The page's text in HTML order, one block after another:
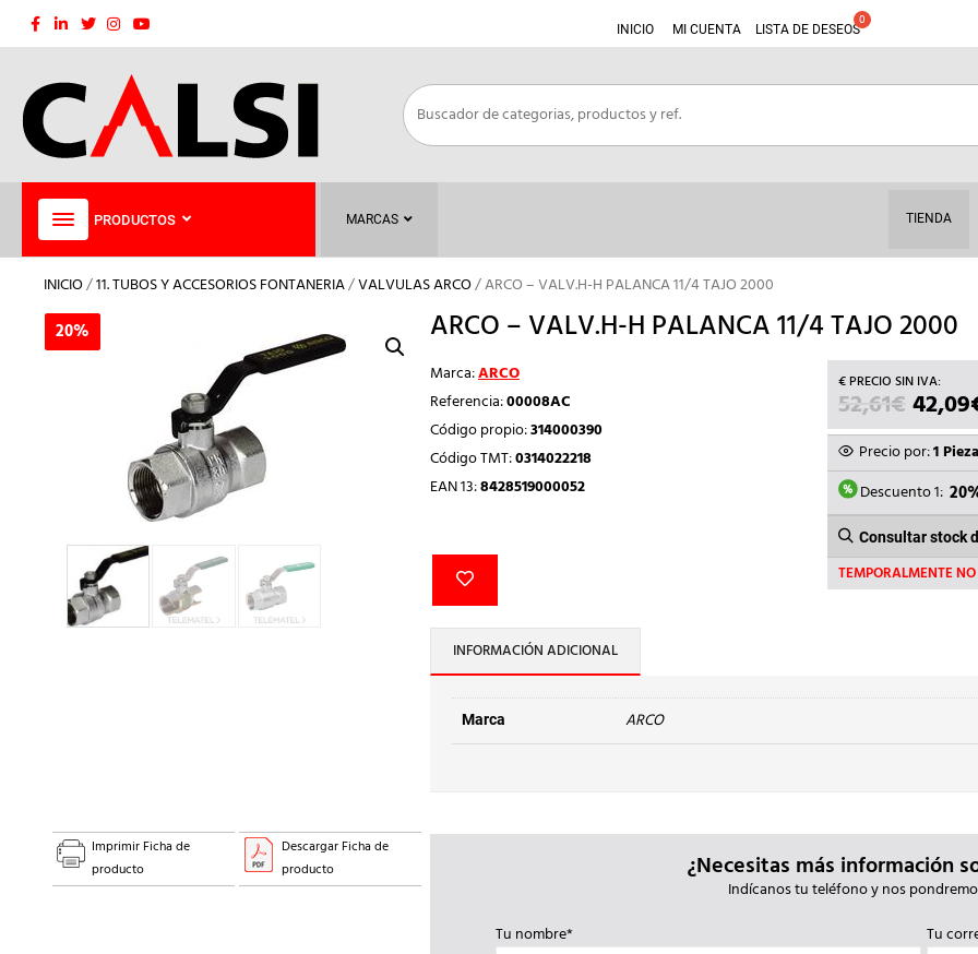
Saltar
INICIO MI CUENTA LISTA DE DESEOS
PRODUCTOS MARCAS TIENDA
INICIO/11. TUBOS Y ACCESORIOS FONTANERIA/VALVULAS ARCO/ ARCO – VALV.H-H PALANCA 11/4 TAJO 2000
20% ARCO – VALV.H-H PALANCA 11/4 TAJO 2000
Marca:ARCO
Referencia:00008AC
Código propio:314000390
Código TMT:0314022218
EAN 13:8428519000052
52,61€ EL
ERA:
52,61€.
42,09
Precio por:1 Pieza
Descuento 1:
Consultar stock
TEMPORALMENTE
INFORMACIÓN ADICIONAL
Marca ARCO
20%
Imprimir Ficha de
producto
Descargar Ficha de
producto
¿Necesitas más información
Indícanos tu teléfono y nos
Tu nombre*
Tu